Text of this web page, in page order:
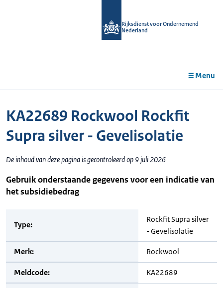
Rijksdienst voor Ondernemend
Nederland
Menu
KA22689 Rockwool Rockfit
Supra silver - Gevelisolatie
De inhoud van deze pagina is gecontroleerd op 9 juli 2026
Gebruik onderstaande gegevens voor een indicatie van
het subsidiebedrag
Type:
Rockfit Supra silver
- Gevelisolatie
Merk: Rockwool
Meldcode: KA22689